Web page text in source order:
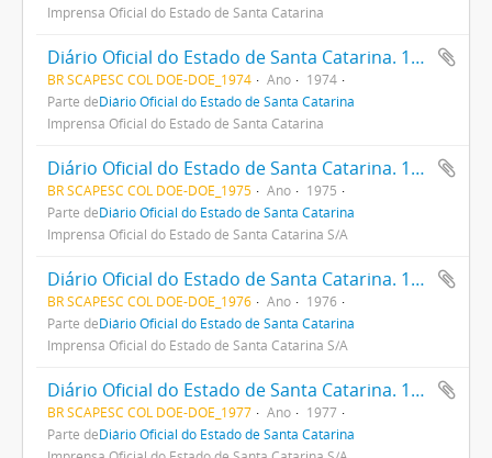
Imprensa Oficial do Estado de Santa Catarina
Diário Oficial do Estado de Santa Catarina. 1974
BR SCAPESC COL DOE-DOE_1974 Ano
1974
Parte deDiário Oficial do Estado de Santa Catarina
Imprensa Oficial do Estado de Santa Catarina
Diário Oficial do Estado de Santa Catarina. 1975
BR SCAPESC COL DOE-DOE_1975 Ano
1975
Parte deDiário Oficial do Estado de Santa Catarina
Imprensa Oficial do Estado de Santa Catarina S/A
Diário Oficial do Estado de Santa Catarina. 1976
BR SCAPESC COL DOE-DOE_1976 Ano
1976
Parte deDiário Oficial do Estado de Santa Catarina
Imprensa Oficial do Estado de Santa Catarina S/A
Diário Oficial do Estado de Santa Catarina. 1977
BR SCAPESC COL DOE-DOE_1977 Ano
1977
Parte deDiário Oficial do Estado de Santa Catarina